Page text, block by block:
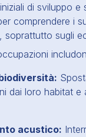
di sviluppo e
comprendere i
soprattutto sugli
dai loro habitat e
acustico: